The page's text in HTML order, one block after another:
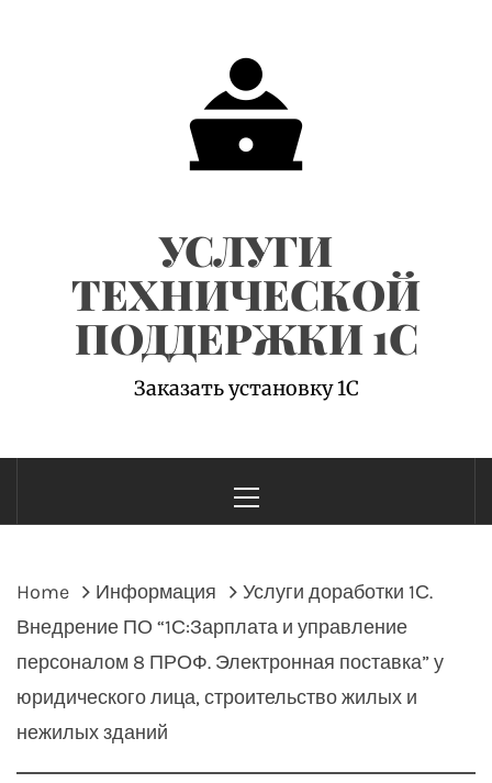
УСЛУГИ
ТЕХНИЧЕСКОЙ
ПОДДЕРЖКИ 1С
Заказать установку 1С
Menu
Home Информация
Услуги доработки 1С.
Внедрение ПО “1С:Зарплата и управление
персоналом 8 ПРОФ. Электронная поставка” у
юридического лица, строительство жилых и
нежилых зданий